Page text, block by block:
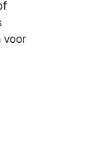
voor